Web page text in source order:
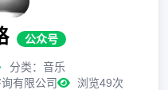
公众号
分类：音乐
有限公司
浏览49次